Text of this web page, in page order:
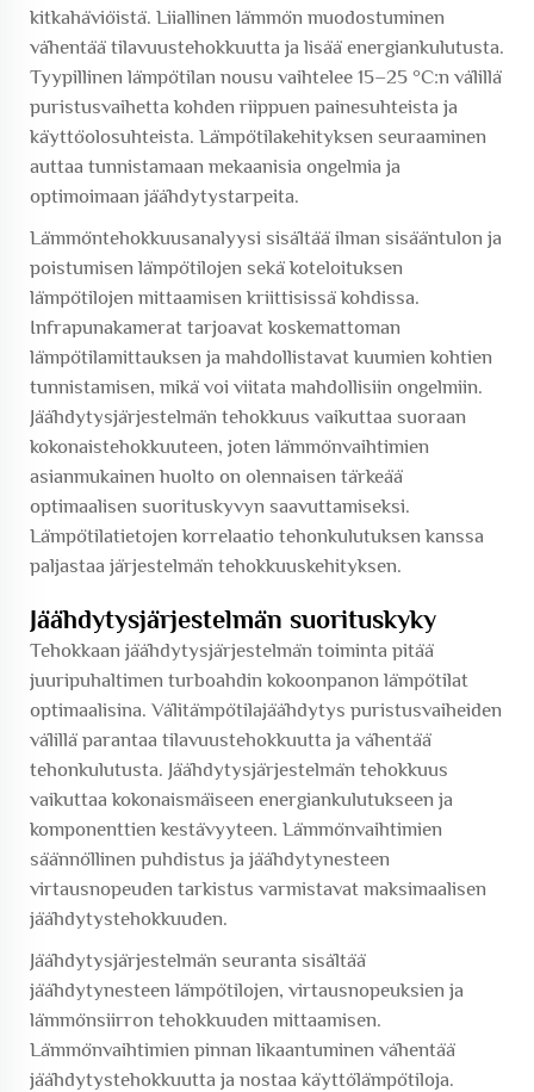
kitkahäviöistä. Liiallinen lämmön muodostuminen
vähentää tilavuustehokkuutta ja lisää energiankulutusta.
Tyypillinen lämpötilan nousu vaihtelee 15–25 °C:n välillä
puristusvaihetta kohden riippuen painesuhteista ja
käyttöolosuhteista. Lämpötilakehityksen seuraaminen
auttaa tunnistamaan mekaanisia ongelmia ja
optimoimaan jäähdytystarpeita.
Lämmöntehokkuusanalyysi sisältää ilman sisääntulon ja
poistumisen lämpötilojen sekä koteloituksen
lämpötilojen mittaamisen kriittisissä kohdissa.
Infrapunakamerat tarjoavat koskemattoman
lämpötilamittauksen ja mahdollistavat kuumien kohtien
tunnistamisen, mikä voi viitata mahdollisiin ongelmiin.
Jäähdytysjärjestelmän tehokkuus vaikuttaa suoraan
kokonaistehokkuuteen, joten lämmönvaihtimien
asianmukainen huolto on olennaisen tärkeää
optimaalisen suorituskyvyn saavuttamiseksi.
Lämpötilatietojen korrelaatio tehonkulutuksen kanssa
paljastaa järjestelmän tehokkuuskehityksen.
Jäähdytysjärjestelmän suorituskyky
Tehokkaan jäähdytysjärjestelmän toiminta pitää
juuripuhaltimen turboahdin kokoonpanon lämpötilat
optimaalisina. Välitämpötilajäähdytys puristusvaiheiden
välillä parantaa tilavuustehokkuutta ja vähentää
tehonkulutusta. Jäähdytysjärjestelmän tehokkuus
vaikuttaa kokonaismäiseen energiankulutukseen ja
komponenttien kestävyyteen. Lämmönvaihtimien
säännöllinen puhdistus ja jäähdytynesteen
virtausnopeuden tarkistus varmistavat maksimaalisen
jäähdytystehokkuuden.
Jäähdytysjärjestelmän seuranta sisältää
jäähdytynesteen lämpötilojen, virtausnopeuksien ja
lämmönsiirron tehokkuuden mittaamisen.
Lämmönvaihtimien pinnan likaantuminen vähentää
jäähdytystehokkuutta ja nostaa käyttölämpötiloja.